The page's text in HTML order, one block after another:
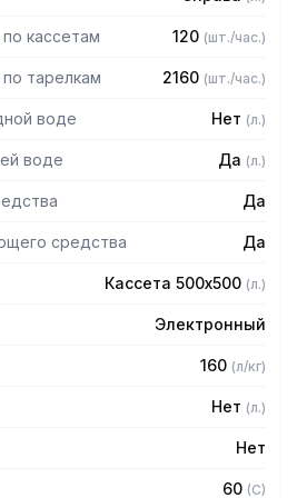
кассетам 120 (шт./час.)
тарелкам 2160 (шт./час.)
воде Нет (л.)
воде Да (л.)
Да
средства Да
Кассета 500х500 (л.)
Электронный
160 (л/кг)
Нет (л.)
Нет
60 (C)